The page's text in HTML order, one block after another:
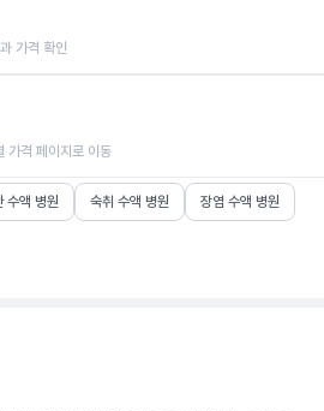
가격 확인
가격 페이지로 이동
수액 병원 숙취 수액 병원 장염 수액 병원